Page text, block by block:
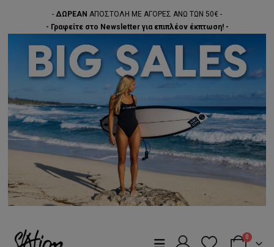
- ΔΩΡΕΑΝ ΑΠΟΣΤΟΛΗ ΜΕ ΑΓΟΡΕΣ ΑΝΩ ΤΩΝ 50€ -
- Γραφείτε στο Newsletter για επιπλέον έκπτωση! -
0